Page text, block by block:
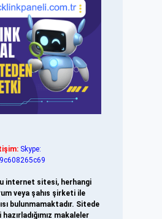
Skype:
internet sitesi, herhangi
veya şahıs şirketi ile
bulunmamaktadır. Sitede
makaleler